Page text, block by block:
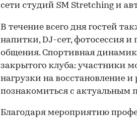
сети студий SM Stretching и
В течение всего дня гостей
напитки, DJ-сет, фотосессия
общения. Спортивная
закрытого клуба: участники
нагрузки на восстановление
познакомиться с актуальным
Благодаря мероприятию